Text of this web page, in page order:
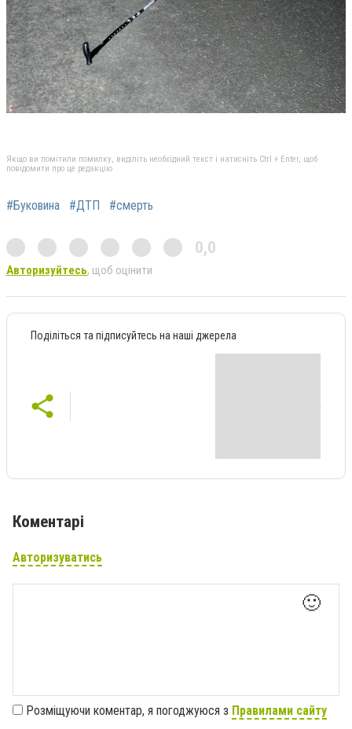
Якщо ви помітили помилку, виділіть необхідний текст і натисніть Ctrl + Enter, щоб
повідомити про це редакцію
#Буковина #ДТП #смерть
0,0
Авторизуйтесь, щоб оцінити
Поділіться та підписуйтесь на наші джерела
Коментарі
Авторизуватись
🙂
Розміщуючи коментар, я погоджуюся з Правилами сайту